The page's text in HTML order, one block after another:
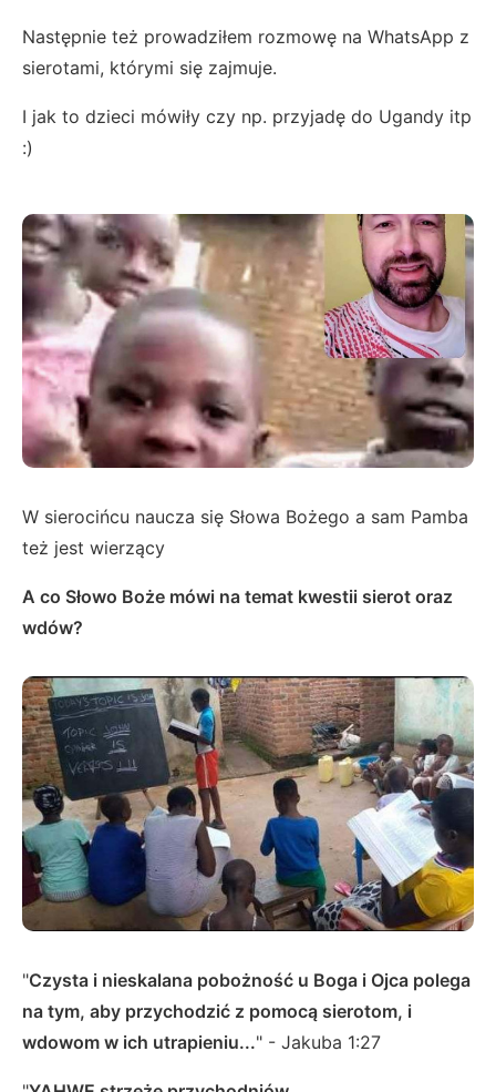
Następnie też prowadziłem rozmowę na WhatsApp z
sierotami, którymi się zajmuje.
I jak to dzieci mówiły czy np. przyjadę do Ugandy itp
:)
W sierocińcu naucza się Słowa Bożego a sam Pamba
też jest wierzący
A co Słowo Boże mówi na temat kwestii sierot oraz
wdów?
"Czysta i nieskalana pobożność u Boga i Ojca polega
na tym, aby przychodzić z pomocą sierotom, i
wdowom w ich utrapieniu..." - Jakuba 1:27